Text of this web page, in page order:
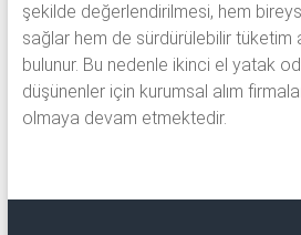
şekilde değerlendirilmesi, hem
sağlar hem de sürdürülebilir tüketim
bulunur. Bu nedenle ikinci el yatak
düşünenler için kurumsal alım
olmaya devam etmektedir.